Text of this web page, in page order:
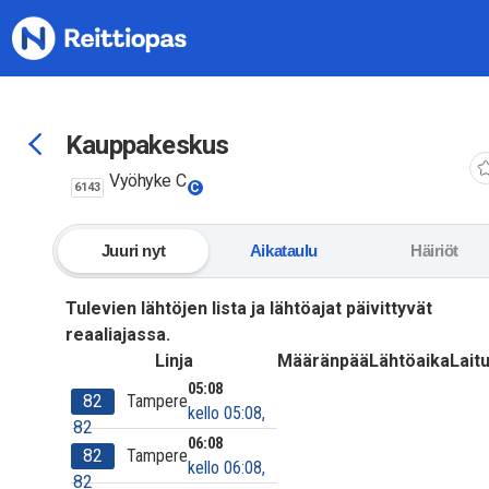
Siirry sisältöön
Kauppakeskus
6143 Vyöhyke C C
Juuri nyt Aikataulu Häiriöt
Tulevien lähtöjen lista ja lähtöajat päivittyvät
reaaliajassa.
Linja
MääränpääLähtöaika
82
82
Tampere
05:08
kello 05:08,
82
82
Tampere
06:08
kello 06:08,